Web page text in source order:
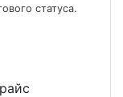
статуса.